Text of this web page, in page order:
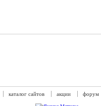
каталог сайтов акции форум